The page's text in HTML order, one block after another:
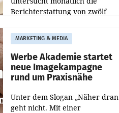
Berichterstattung von zwölf
Tageszeitungen und analysiert,
welche Politikerinnen und
Politiker Österreichs die
MARKETING & MEDIA
Werbe Akademie startet
neue Imagekampagne
rund um Praxisnähe
Unter dem Slogan „Näher dran
geht nicht. Mit einer